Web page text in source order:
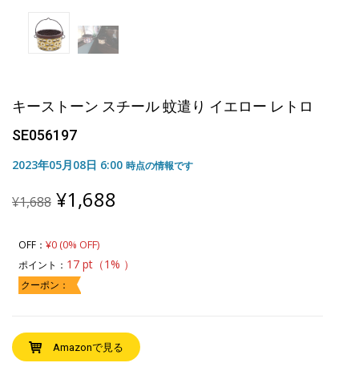
キーストーン スチール 蚊遣り イエロー レトロ
SE056197
2023年05月08日 6:00 時点の情報です
¥1,688 Original
price
¥1,688.
¥1,688
OFF： ¥0 (0% OFF)
ポイント： 17 pt（1% ）
クーポン：
Amazonで見る